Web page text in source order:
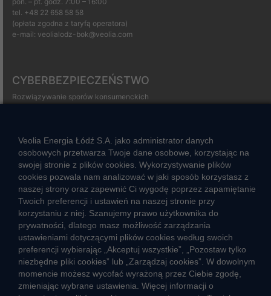
tel. +48 22 658 58 58
(opłata zgodna z taryfą operatora)
e-mail: veolialodz-bok@veolia.com
CYBERBEZPIECZEŃSTWO
Rozwiązywanie sporów konsumenckich
CIEPŁO SYSTEMOWE
Zalety ciepła systemowego
Ciepło przez cały rok
Usługi okołociepłownicze
Informacje ciepła systemowego
JAK POWSTAJE CIEPŁO
Veolia Energia Łódź S.A. jako administrator danych
osobowych przetwarza Twoje dane osobowe, korzystając na
swojej stronie z plików cookies. Wykorzystywanie plików
cookies pozwala nam analizować w jaki sposób korzystasz z
naszej strony oraz zapewnić Ci wygodę poprzez zapamiętanie
Twoich preferencji i ustawień na naszej stronie przy
korzystaniu z niej. Szanujemy prawo użytkownika do
prywatności, dlatego masz możliwość zarządzania
ustawieniami dotyczącymi plików cookies według swoich
preferencji wybierając „Akceptuj wszystkie”, „Pozostaw tylko
niezbędne pliki cookies” lub „Zarządzaj cookies”. W dowolnym
momencie możesz wycofać wyrażoną przez Ciebie zgodę,
zmieniając wybrane ustawienia. Więcej informacji o